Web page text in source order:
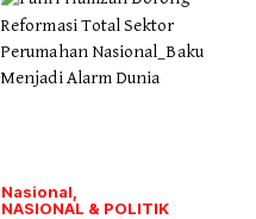
Nasional
NASIONAL & POLITIK